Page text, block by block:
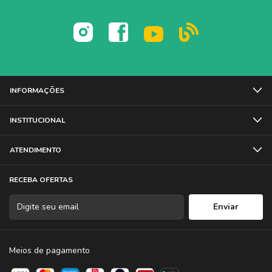
INFORMAÇÕES
INSTITUCIONAL
ATENDIMENTO
RECEBA OFERTAS
Meios de pagamento